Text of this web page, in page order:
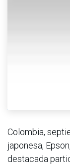
Colombia,
japonesa,
destacada